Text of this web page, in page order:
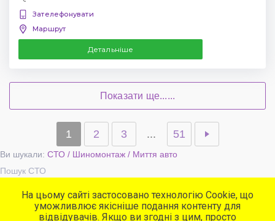
Зателефонувати
Маршрут
Детальніше
Показати ще......
1 2 3 ... 51
Ви шукали: СТО / Шиномонтаж / Миття авто
Пошук СТО
Популярні сервіси
СТО
На цьому сайті застосовано технологію Cookie, що
уможливлює якісніше подання контенту для
відвідувачів. Якщо ви згодні з цим, просто